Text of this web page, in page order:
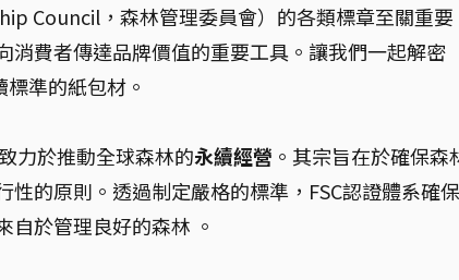
Council，森林管理委員會）的各類標章至關重要
消費者傳達品牌價值的重要工具。讓我們一起解密
準的紙包材。
力於推動全球森林的永續經營 。其宗旨在於確保森
的原則。透過制定嚴格的標準，FSC認證體系確保
自於管理良好的森林 。